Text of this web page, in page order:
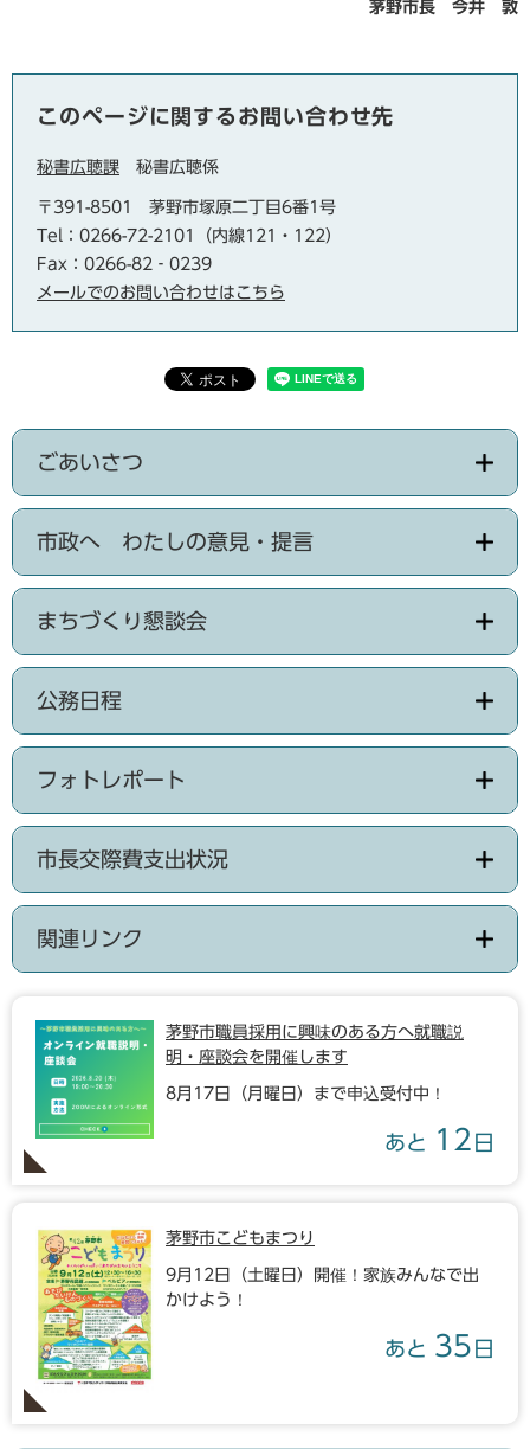
茅野市長 今井 敦
このページに関するお問い合わせ先
秘書広聴課 秘書広聴係
〒391-8501
茅野市塚原二丁目6番1号
Tel：0266-72-2101（内線121・122）
Fax：0266-82‐0239
メールでのお問い合わせはこちら
ごあいさつ
市政へ わたしの意見・提言
まちづくり懇談会
公務日程
フォトレポート
市長交際費支出状況
関連リンク
茅野市職員採用に興味のある方へ就職説
明・座談会を開催します
8月17日（月曜日）まで申込受付中！
あと 12 日
茅野市こどもまつり
9月12日（土曜日）開催！家族みんなで出
かけよう！
あと 35 日